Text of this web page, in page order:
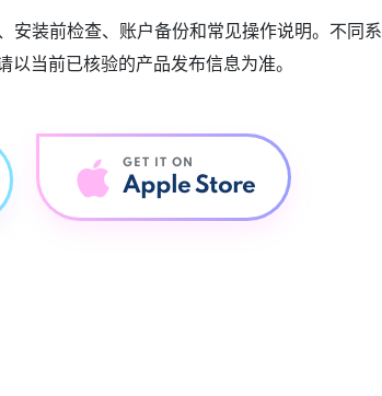
装前检查、账户备份和常见操作说明。不同系
当前已核验的产品发布信息为准。
GET IT ON
Apple Store